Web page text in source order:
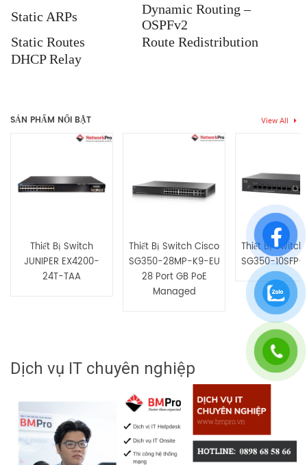
Static ARPs
Dynamic Routing –
OSPFv2
Static Routes
Route Redistribution
DHCP Relay
Hãy là người đầu tiên nhận xét “Thiết bị chuyển mạch Cambium
Cnmatrix EX2028-P”
SẢN PHẨM NỔI BẬT View All
Thiết Bị Switch
JUNIPER EX4200-
24T-TAA
Thiết Bị Switch Cisco
SG350-28MP-K9-EU
28 Port GB PoE
Managed
Thiết Bị
SG350-
Dịch vụ IT chuyên nghiệp